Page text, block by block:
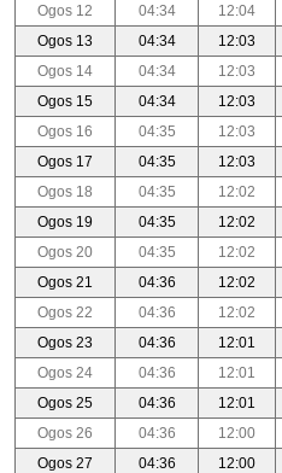
Ogos 12
04:34 12:04
Ogos 13
04:34 12:03
Ogos 14
04:34 12:03
Ogos 15
04:34 12:03
Ogos 16
04:35 12:03
Ogos 17
04:35 12:03
Ogos 18
04:35 12:02
Ogos 19
04:35 12:02
Ogos 20
04:35 12:02
Ogos 21
04:36 12:02
Ogos 22
04:36 12:02
Ogos 23
04:36 12:01
Ogos 24
04:36 12:01
Ogos 25
04:36 12:01
Ogos 26
04:36 12:00
Ogos 27
04:36 12:00